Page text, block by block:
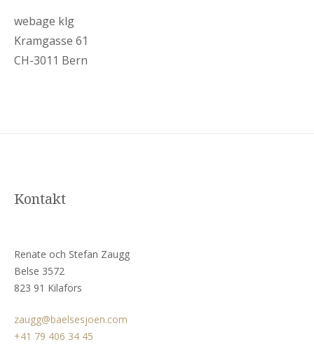
webage klg
Kramgasse 61
CH-3011 Bern
Kontakt
Renate och Stefan Zaugg
Belse 3572
823 91 Kilafors
zaugg@baelsesjoen.com
+41 79 406 34 45